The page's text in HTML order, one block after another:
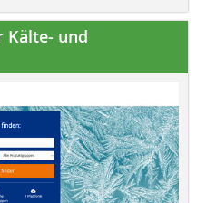
Kälte- und